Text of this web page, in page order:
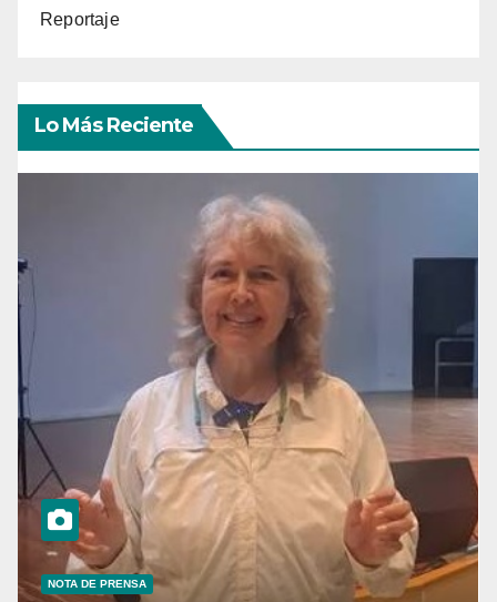
Reportaje
Lo Más Reciente
NOTA DE PRENSA